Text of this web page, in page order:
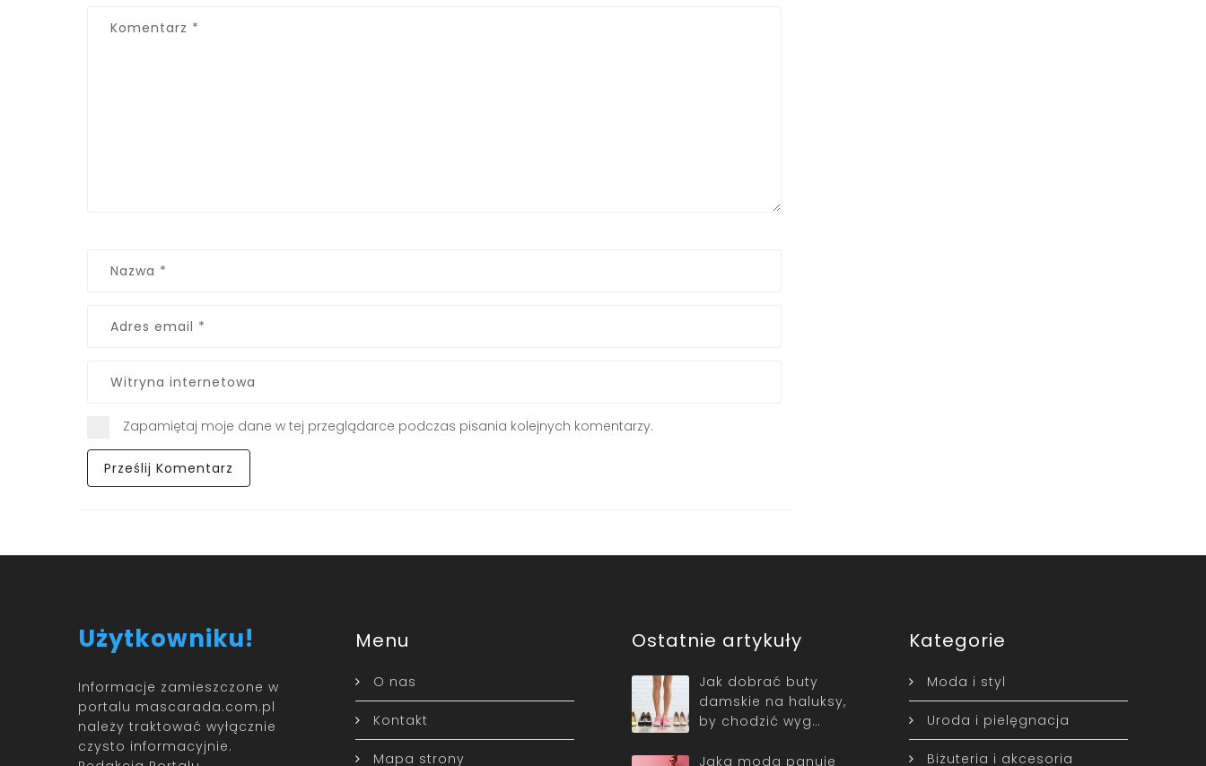
Zapamiętaj moje dane w tej przeglądarce podczas pisania kolejnych komentarzy.
Użytkowniku!
Informacje zamieszczone w
portalu mascarada.com.pl
należy traktować wyłącznie
czysto informacyjnie.
Menu
O nas
Kontakt
Mapa strony
Ostatnie artykuły
Jak dobrać buty
damskie na haluksy,
by chodzić wyg…
Jaka moda panuje
Kategorie
Moda i styl
Uroda i pielęgnacja
Biżuteria i akcesoria